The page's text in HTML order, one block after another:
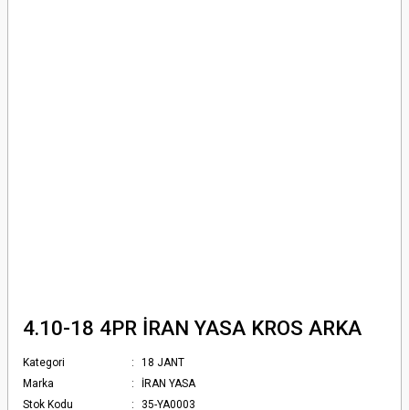
4.10-18 4PR İRAN YASA KROS ARKA
Kategori
18 JANT
Marka
İRAN YASA
Stok Kodu
35-YA0003